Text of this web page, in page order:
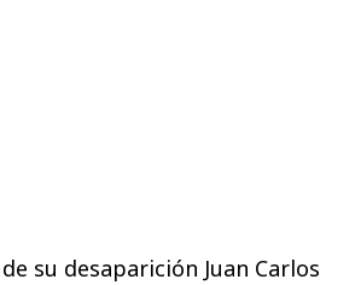
su desaparición Juan Carlos